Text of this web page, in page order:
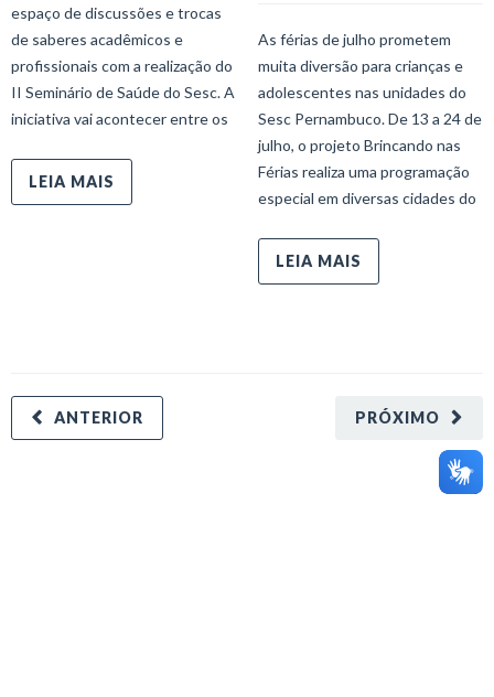
espaço de discussões e trocas
de saberes acadêmicos e
profissionais com a realização do
II Seminário de Saúde do Sesc. A
iniciativa vai acontecer entre os
LEIA MAIS
As férias de julho prometem
muita diversão para crianças e
adolescentes nas unidades do
Sesc Pernambuco. De 13 a 24 de
julho, o projeto Brincando nas
Férias realiza uma programação
especial em diversas cidades do
LEIA MAIS
PRÓXIMO
ANTERIOR